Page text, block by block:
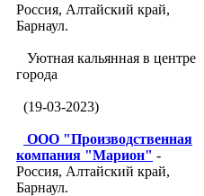
Россия, Алтайский край,
Барнаул.
Уютная кальянная в центре
города
(19-03-2023)
ООО "Производственная
компания "Марион" -
Россия, Алтайский край,
Барнаул.